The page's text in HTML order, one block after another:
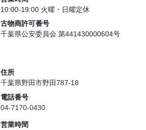
10:00-19:00 火曜・日曜定休
古物商許可番号
千葉県公安委員会 第441430000604号
住所
千葉県野田市野田787-18
電話番号
04-7170-0430
営業時間